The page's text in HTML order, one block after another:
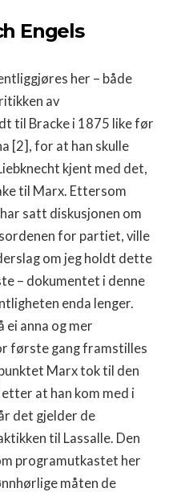
Engels
her – både
av
til Bracke i 1875 like før
[2], for at han skulle
kjent med det,
til Marx. Ettersom
satt diskusjonen om
for partiet, ville
om jeg holdt dette
– dokumentet i denne
enda lenger.
ei anna og mer
første gang framstilles
Marx tok til den
at han kom med i
det gjelder de
til Lassalle. Den
programutkastet her
måten de